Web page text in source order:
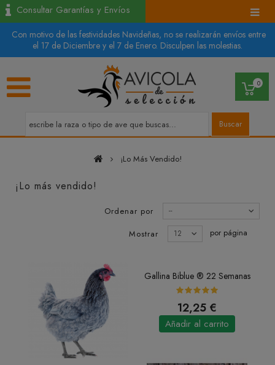
Con motivo de las festividades Navideñas, no se realizarán envíos entre
el 17 de Diciembre y el 7 de Enero. Disculpen las molestias.
0
Consultar Garantías y Envíos
Buscar
¡Lo Más Vendido!
¡Lo más vendido!
Ordenar por --
Mostrar 12 por página
Gallina Biblue ® 22 Semanas
12,25 €
Añadir al carrito